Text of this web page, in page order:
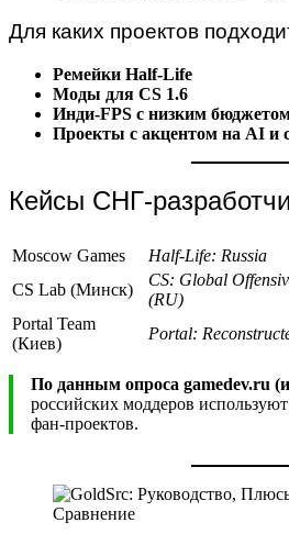
Для каких проектов
Ремейки Half-Life
Моды для CS 1.6
Инди-FPS с низким
Проекты с акцентом на AI и
Кейсы СНГ-
Moscow Games Half-Life: Russia
CS Lab (Минск)
CS: Global
(RU)
Portal Team
(Киев)
Portal:
По данным опроса gamedev.ru
российских моддеров
фан-проектов.